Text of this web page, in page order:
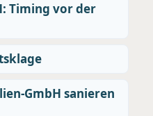
Timing vor der
GmbH sanieren